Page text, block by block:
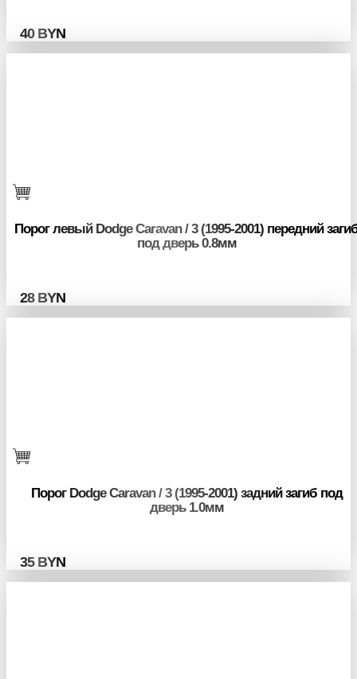
40 BYN
Порог левый Dodge Caravan / 3 (1995-2001) передний
под дверь 0.8мм
28 BYN
Порог Dodge Caravan / 3 (1995-2001) задний загиб под
дверь 1.0мм
35 BYN